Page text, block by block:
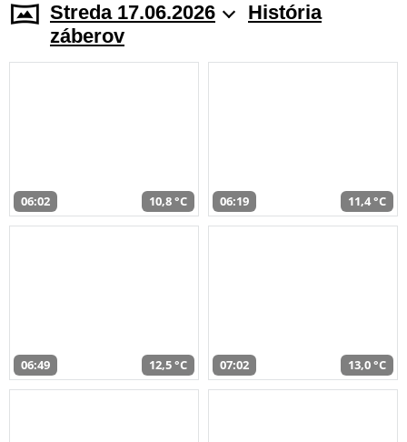
Streda 17.06.2026
História
záberov
06:02 10,8 °C 06:19 11,4 °C
06:49 12,5 °C 07:02 13,0 °C